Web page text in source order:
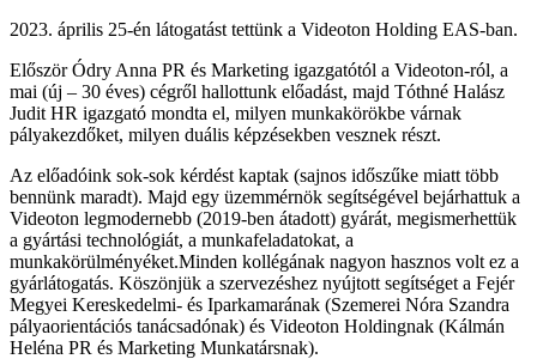
2023. április 25-én látogatást tettünk a Videoton Holding EAS-ban.
Először Ódry Anna PR és Marketing igazgatótól a Videoton-ról, a
mai (új – 30 éves) cégről hallottunk előadást, majd Tóthné Halász
Judit HR igazgató mondta el, milyen munkakörökbe várnak
pályakezdőket, milyen duális képzésekben vesznek részt.
Az előadóink sok-sok kérdést kaptak (sajnos időszűke miatt több
bennünk maradt). Majd egy üzemmérnök segítségével bejárhattuk a
Videoton legmodernebb (2019-ben átadott) gyárát, megismerhettük
a gyártási technológiát, a munkafeladatokat, a
munkakörülményéket.Minden kollégának nagyon hasznos volt ez a
gyárlátogatás. Köszönjük a szervezéshez nyújtott segítséget a Fejér
Megyei Kereskedelmi- és Iparkamarának (Szemerei Nóra Szandra
pályaorientációs tanácsadónak) és Videoton Holdingnak (Kálmán
Heléna PR és Marketing Munkatársnak).